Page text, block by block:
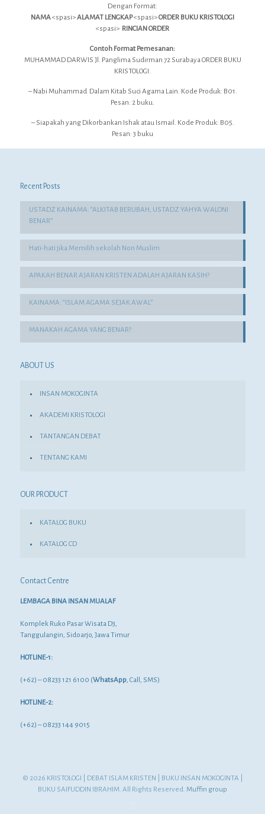
Dengan Format:
NAMA<spasi>ALAMAT LENGKAP<spasi>ORDER BUKU KRISTOLOGI
<spasi> RINCIAN ORDER
Contoh Format Pemesanan:
MUHAMMAD DARWIS Jl. Panglima Sudirman 72 Surabaya ORDER BUKU
KRISTOLOGI.
– Nabi Muhammad Dalam Kitab Suci Agama Lain. Kode Produk: B01.
Pesan: 2 buku.
– Siapakah yang Dikorbankan Ishak atau Ismail. Kode Produk: B05.
Pesan: 3 buku
Recent Posts
USTADZ KAINAMA: “ALKITAB BERUBAH, USTADZ YAHYA WALONI
BENAR”
Hati-hati jika Memilih sekolah Non Muslim
APAKAH BENAR AJARAN KRISTEN ADALAH AJARAN KASIH?
KAINAMA: “ISLAM AGAMA SEJAK AWAL”
MANAKAH AGAMA YANG BENAR?
ABOUT US
INSAN MOKOGINTA
AKADEMI KRISTOLOGI
TANTANGAN DEBAT
TENTANG KAMI
OUR PRODUCT
KATALOG BUKU
KATALOG CD
Contact Centre
LEMBAGA BINA INSAN MUALAF
Komplek Ruko Pasar Wisata D3,
Tanggulangin, Sidoarjo, Jawa Timur
HOTLINE-1:
(+62) – 08233 121 6100 (WhatsApp, Call, SMS)
HOTLINE-2:
(+62) – 08233 144 9015
© 2026 KRISTOLOGI | DEBAT ISLAM KRISTEN | BUKU INSAN MOKOGINTA |
BUKU SAIFUDDIN IBRAHIM. All Rights Reserved. Muffin group